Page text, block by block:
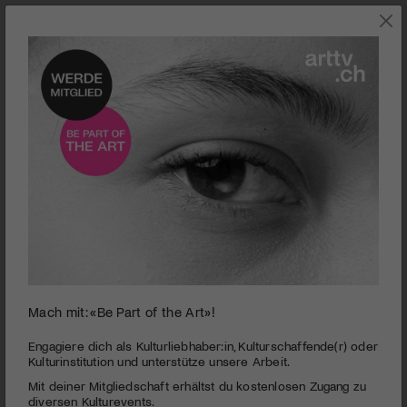
KLASSIK
seconds
minutes,
20
J.S.Bachstiftung | BWV 166 | Wo gehest Du hin
«Wo gehest du hin?» – Die am 7. Mai 1724 erstaufgeführte
Mach mit: «Be Part of the Art»!
Engagiere dich als Kulturliebhaber:in, Kulturschaffende(r) oder
Kulturinstitution und unterstütze unsere Arbeit.
Mit deiner Mitgliedschaft erhältst du kostenlosen Zugang zu
diversen Kulturevents.